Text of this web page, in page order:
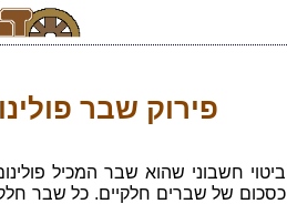
פירוק שבר
ביטוי חשבוני שהוא שבר המכיל
כסכום של שברים חלקיים. כל שבר